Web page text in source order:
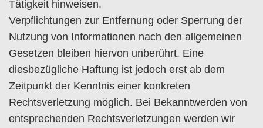
Tätigkeit hinweisen.
Verpflichtungen zur Entfernung oder Sperrung der
Nutzung von Informationen nach den allgemeinen
Gesetzen bleiben hiervon unberührt. Eine
diesbezügliche Haftung ist jedoch erst ab dem
Zeitpunkt der Kenntnis einer konkreten
Rechtsverletzung möglich. Bei Bekanntwerden von
entsprechenden Rechtsverletzungen werden wir